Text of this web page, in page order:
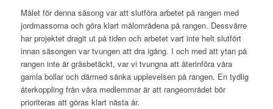
Målet för denna säsong var att slutföra arbetet på rangen med
jordmassorna och göra klart målområdena på rangen. Dessvärre
har projektet dragit ut på tiden och arbetet vart inte helt slutfört
innan säsongen var tvungen att dra igång. I och med att ytan på
rangen inte är gräsbetäckt, var vi tvungna att återinföra våra
gamla bollar och därmed sänka upplevelsen på rangen. En tydlig
återkoppling från våra medlemmar är att rangeområdet bör
prioriteras att göras klart nästa år.